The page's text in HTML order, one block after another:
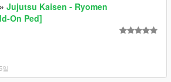
» Jujutsu Kaisen - Ryomen
On Ped]
일